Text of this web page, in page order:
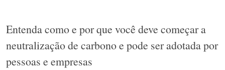
Entenda como e por que você deve começar a
neutralização de carbono e pode ser adotada por
pessoas e empresas